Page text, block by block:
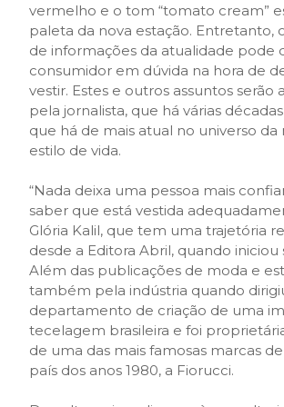
vermelho e o tom “tomato cream”
paleta da nova estação. Entretanto,
de informações da atualidade pode
consumidor em dúvida na hora de
vestir. Estes e outros assuntos serão
pela jornalista, que há várias
que há de mais atual no universo da
estilo de vida.
“Nada deixa uma pessoa mais
saber que está vestida
Glória Kalil, que tem uma trajetória
desde a Editora Abril, quando iniciou
Além das publicações de moda e
também pela indústria quando
departamento de criação de uma
tecelagem brasileira e foi
de uma das mais famosas marcas
país dos anos 1980, a Fiorucci.